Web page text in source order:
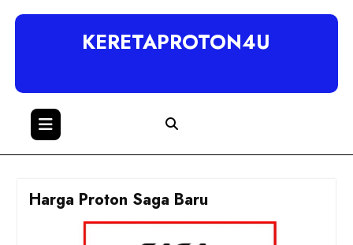
KERETAPROTON4U
Harga Proton Saga Baru